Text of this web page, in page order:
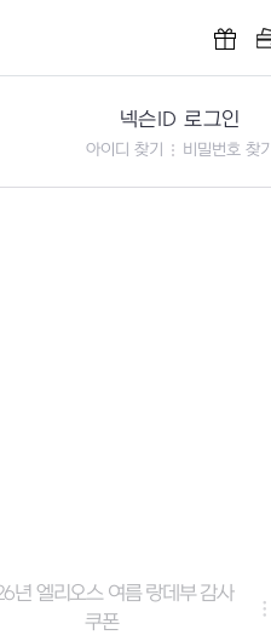
넥슨ID 로그인
아이디 찾기 비밀번호 찾기
년 엘리오스 여름 랑데부 감사
쿠폰